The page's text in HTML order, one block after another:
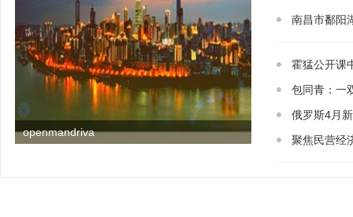
openmandriva
南昌市鄱阳
霍猛公开课
包同青：一
俄罗斯4月
聚焦民营经